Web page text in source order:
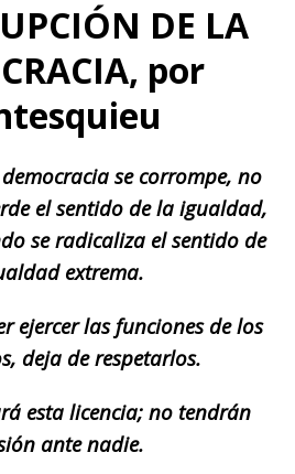
DE LA
por
se corrompe, no
el sentido de la igualdad,
se radicaliza el sentido de
extrema.
ejercer las funciones de los
deja de respetarlos.
esta licencia; no tendrán
ante nadie.